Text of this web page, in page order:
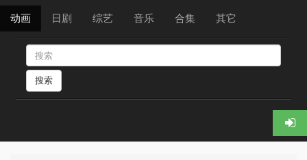
动画 日剧 综艺 音乐 合集 其它
搜索